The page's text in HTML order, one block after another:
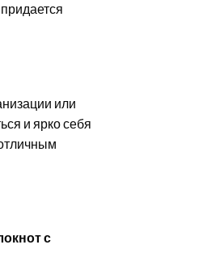
или
и ярко себя
с